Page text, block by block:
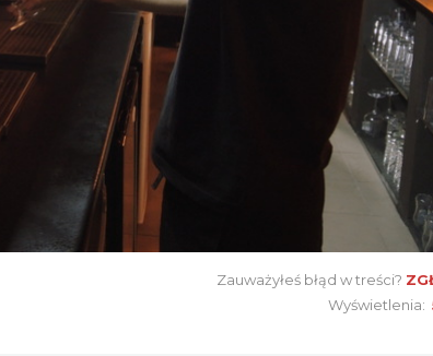
Zauważyłeś błąd w treści?
Wyświetlenia: